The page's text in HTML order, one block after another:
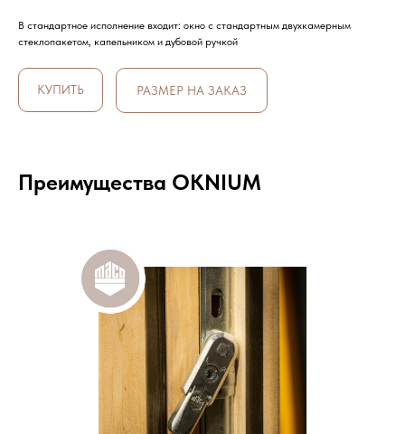
В стандартное исполнение входит: окно с стандартным двухкамерным
стеклопакетом, капельником и дубовой ручкой
КУПИТЬ РАЗМЕР НА ЗАКАЗ
Преимущества OKNIUM